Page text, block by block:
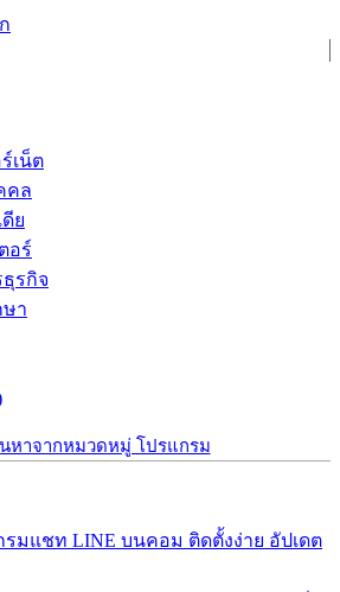
เน็ต
คล
ย
อร์
รกิจ
า
หาจากหมวดหมู่ โปรแกรม
รมแชท LINE บนคอม ติดตั้งง่าย อัปเดต